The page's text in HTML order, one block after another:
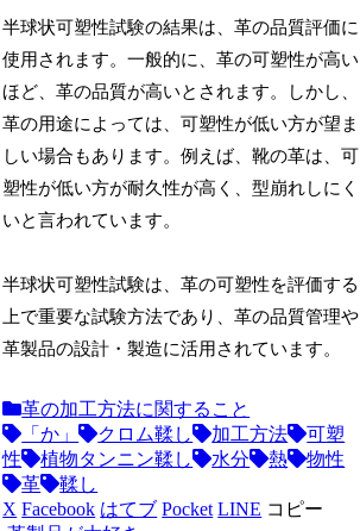
半球状可塑性試験の結果は、革の品質評価に
使用されます。一般的に、革の可塑性が高い
ほど、革の品質が高いとされます。しかし、
革の用途によっては、可塑性が低い方が望ま
しい場合もあります。例えば、靴の革は、可
塑性が低い方が耐久性が高く、型崩れしにく
いと言われています。
半球状可塑性試験は、革の可塑性を評価する
上で重要な試験方法であり、革の品質管理や
革製品の設計・製造に活用されています。
革の加工方法に関すること
「か」
クロム鞣し 加工方法
可塑
性
植物タンニン鞣し 水分 熱
物性
革
鞣し
X Facebook はてブ Pocket LINE コピー